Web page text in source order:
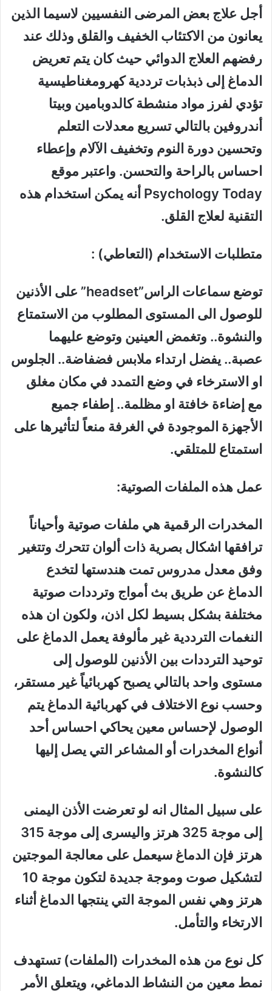
أجل علاج بعض المرضى النفسيين لاسيما الذين
يعانون من الاكتئاب الخفيف والقلق وذلك عند
رفضهم العلاج الدوائي حيث كان يتم تعريض
الدماغ إلى ذبذبات ترددية كهرومغناطيسية
تؤدي لفرز مواد منشطة كالدوبامين وبيتا
أندروفين بالتالي تسريع معدلات التعلم
وتحسين دورة النوم وتخفيف الآلام وإعطاء
احساس بالراحة والتحسن. واعتبر موقع
Psychology Today أنه يمكن استخدام هذه
التقنية لعلاج القلق.
متطلبات الاستخدام (التعاطي) :
توضع سماعات الراس”headset” على الأذنين
للوصول الى المستوى المطلوب من الاستمتاع
والنشوة.. وتغمض العينين وتوضع عليهما
عصبة.. يفضل ارتداء ملابس فضفاضة.. الجلوس
او الاسترخاء في وضع التمدد في مكان مغلق
مع إضاءة خافتة او مظلمة.. إطفاء جميع
الأجهزة الموجودة في الغرفة منعاً لتأثيرها على
استمتاع للمتلقي.
عمل هذه الملفات الصوتية:
المخدرات الرقمية هي ملفات صوتية وأحياناً
ترافقها اشكال بصرية ذات ألوان تتحرك وتتغير
وفق معدل مدروس تمت هندستها لتخدع
الدماغ عن طريق بث أمواج وترددات صوتية
مختلفة بشكل بسيط لكل اذن، ولكون ان هذه
النغمات الترددية غير مألوفة يعمل الدماغ على
توحيد الترددات بين الأذنين للوصول إلى
مستوى واحد بالتالي يصبح كهربائياً غير مستقر،
وحسب نوع الاختلاف في كهربائية الدماغ يتم
الوصول لإحساس معين يحاكي احساس أحد
أنواع المخدرات أو المشاعر التي يصل إليها
كالنشوة.
على سبيل المثال انه لو تعرضت الأذن اليمنى
إلى موجة 325 هرتز واليسرى إلى موجة 315
هرتز فإن الدماغ سيعمل على معالجة الموجتين
لتشكيل صوت وموجة جديدة لتكون موجة 10
هرتز وهي نفس الموجة التي ينتجها الدماغ أثناء
الارتخاء والتأمل.
كل نوع من هذه المخدرات (الملفات) تستهدف
نمط معين من النشاط الدماغي، ويتعلق الأمر